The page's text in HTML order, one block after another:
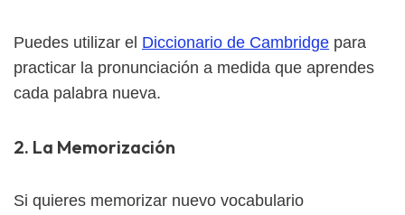
Puedes utilizar el Diccionario de Cambridge para
practicar la pronunciación a medida que aprendes
cada palabra nueva.
2. La Memorización
Si quieres memorizar nuevo vocabulario